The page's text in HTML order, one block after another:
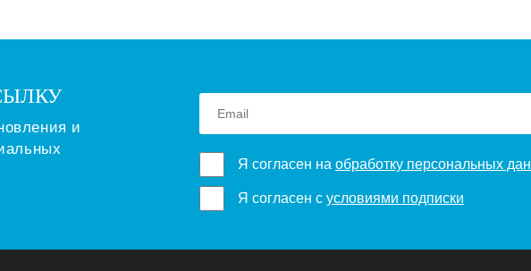
и
Я согласен на обработку персональных
Я согласен с условиями подписки